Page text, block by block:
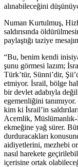
alınabileceğini
Numan Kurtulmuş,
saldırısında
paylaştığı taziye
“Bu, benim kendi
şunu görmesi lazım;
Türk’tür, Sünni’dir,
etmiyor. İsrail, bölge
bir devlet adabıyla
egemenliğini
kim ki İsrail’in
Acemlik, Müslümanlık-
ekmeğine yağ sürer.
durduracakları
aidiyetlerini, mezhebi
nasıl harekete
içerisine ortak